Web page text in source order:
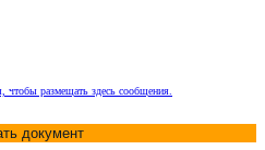
чтобы размещать здесь сообщения.
документ